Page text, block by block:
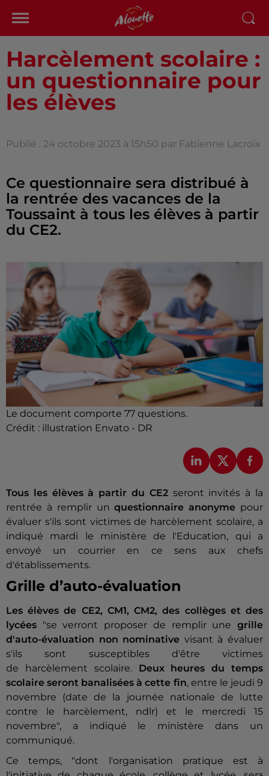
Harcèlement scolaire :
un questionnaire pour
les élèves
Publié : 24 octobre 2023 à 15h50 par Fabienne Lacroix
Ce questionnaire sera distribué à
la rentrée des vacances de la
Toussaint à tous les élèves à partir
du CE2.
Le document comporte 77 questions.
Crédit : illustration Envato - DR
Tous les élèves à partir du CE2 seront invités à la
rentrée à remplir unquestionnaire anonyme pour
évaluer s'ils sont victimes de harcèlement scolaire, a
indiqué mardi le ministère de l'Education, qui a
envoyé un courrier en ce sens aux chefs
d'établissements.
Grille d’auto-évaluation
Les élèves de CE2, CM1, CM2, des collèges et des
lycées "se verront proposer de remplir une grille
d'auto-évaluation non nominative visant à évaluer
s'ils sont susceptibles d'être victimes
de harcèlement scolaire. Deux heures du temps
scolaire seront banalisées à cette fin, entre le jeudi 9
novembre (date de la journée nationale de lutte
contre le harcèlement, ndlr) et le mercredi 15
novembre", a indiqué le ministère dans un
communiqué.
Ce temps, "dont l'organisation pratique est à